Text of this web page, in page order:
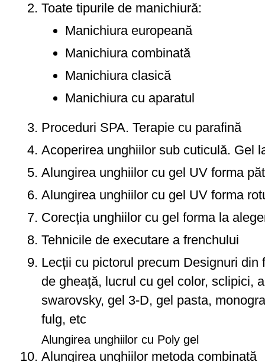
Toate tipurile de manichiură:
Manichiura europeană
Manichiura combinată
Manichiura clasică
Manichiura cu aparatul
Proceduri SPA. Terapie cu parafină
Acoperirea unghiilor sub cuticulă. Gel
Alungirea unghiilor cu gel UV forma
Alungirea unghiilor cu gel UV forma
Corecția unghiilor cu gel forma la
Tehnicile de executare a frenchului
Lecții cu pictorul precum Designuri din
de gheață, lucrul cu gel color, sclipici,
swarovsky, gel 3-D, gel pasta,
fulg, etc
Alungirea unghiilor cu Poly gel
Alungirea unghiilor metoda combinată